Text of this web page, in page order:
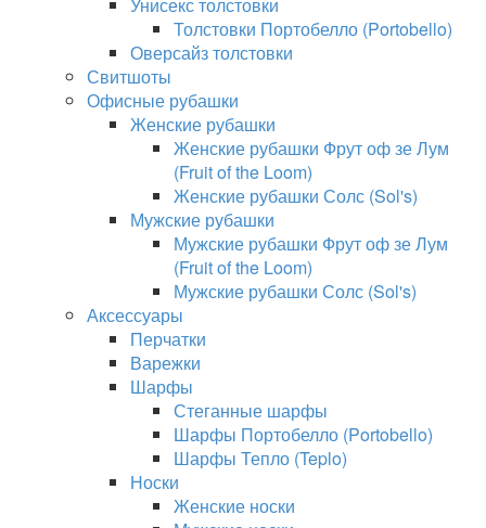
Толстовки Портобелло (Portobello)
Оверсайз толстовки
Свитшоты
Офисные рубашки
Женские рубашки
Женские рубашки Фрут оф зе Лум
(Fruit of the Loom)
Женские рубашки Солс (Sol's)
Мужские рубашки
Мужские рубашки Фрут оф зе Лум
(Fruit of the Loom)
Мужские рубашки Солс (Sol's)
Аксессуары
Перчатки
Варежки
Шарфы
Стеганные шарфы
Шарфы Портобелло (Portobello)
Шарфы Тепло (Teplo)
Носки
Женские носки